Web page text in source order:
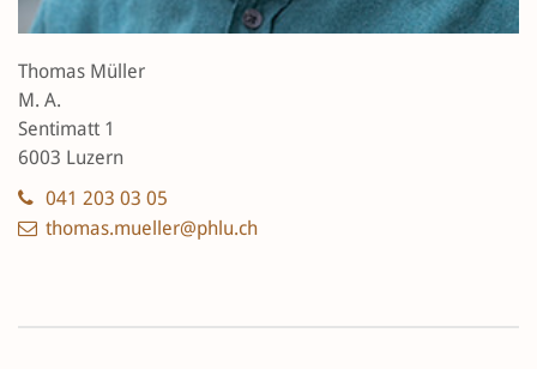
Thomas Müller
M. A.
Sentimatt 1
6003 Luzern
041 203 03 05
thomas.mueller@phlu.ch